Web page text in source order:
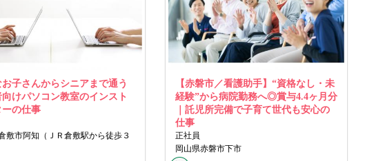
子さんからシニアまで通う
けパソコン教室のインスト
の仕事
敷市阿知（ＪＲ倉敷駅から徒歩３
【赤磐市／看護助手】“資格なし・未
経験”から病院勤務へ◎賞与4.4ヶ月分
｜託児所完備で子育て世代も安心の
仕事
正社員
岡山県赤磐市下市